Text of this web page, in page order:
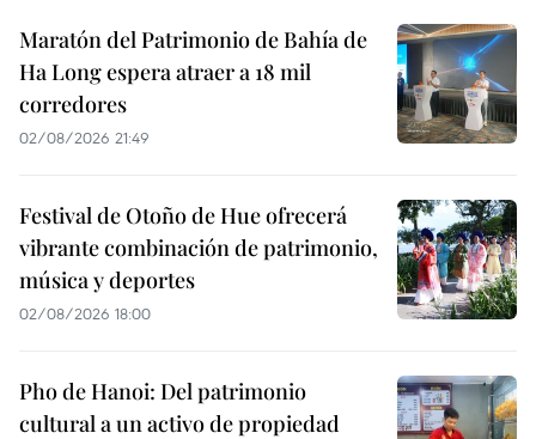
Maratón del Patrimonio de Bahía de
Ha Long espera atraer a 18 mil
corredores
02/08/2026 21:49
Festival de Otoño de Hue ofrecerá
vibrante combinación de patrimonio,
música y deportes
02/08/2026 18:00
Pho de Hanoi: Del patrimonio
cultural a un activo de propiedad